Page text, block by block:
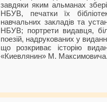
завдяки яким альманах
НБУВ, печатки їх
навчальних закладів та
НБУВ; портрети видавця,
поезій, надрукованих у
що розкриває історію
«Киевлянин» М.